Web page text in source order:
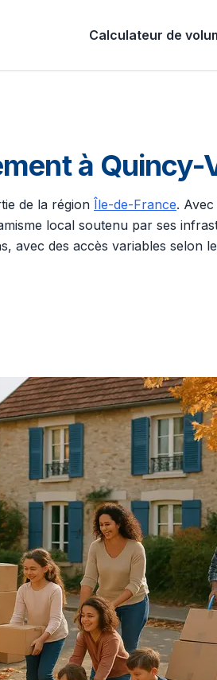
Calculateur de
à
de la région Île-de-France.
local soutenu par ses
avec des accès variables selon